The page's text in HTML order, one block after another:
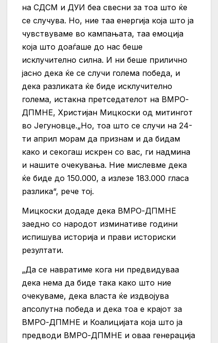
на СДСМ и ДУИ беа свесни за тоа што ќе
се случува. Но, ние таа енергија која што ја
чувствуваме во кампањата, таа емоција
која што доаѓаше до нас беше
исклучително силна. И ни беше прилично
јасно дека ќе се случи голема победа, и
дека разликата ќе биде исклучително
голема, истакна претседателот на ВМРО-
ДПМНЕ, Христијан Мицкоски од митингот
во Јегуновце.„Но, тоа што се случи на 24-
ти април морам да признам и да бидам
како и секогаш искрен со вас, ги надмина
и нашите очекувања. Ние мислевме дека
ќе биде до 150.000, а излезе 183.000 гласа
разлика“, рече тој.
Мицкоски додаде дека ВМРО-ДПМНЕ
заедно со народот изминативе години
испишува историја и прави историски
резултати.
„Да се навратиме кога ни предвидуваа
дека нема да биде така како што ние
очекуваме, дека власта ќе издвојува
апсолутна победа и дека тоа е крајот за
ВМРО-ДПМНЕ и Коалицијата која што ја
предводи ВМРО-ДПМНЕ и оваа генерација